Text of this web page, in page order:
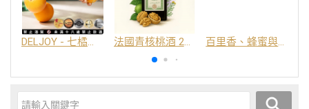
DELJOY - 七橘干邑利口酒 24% 法國青核桃酒 25% 百里香、蜂蜜與番紅花酒